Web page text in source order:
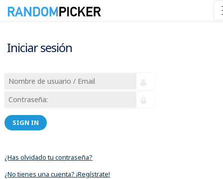
Iniciar sesión
SIGN IN
¿Has olvidado tu contraseña?
¿No tienes una cuenta? ¡Regístrate!